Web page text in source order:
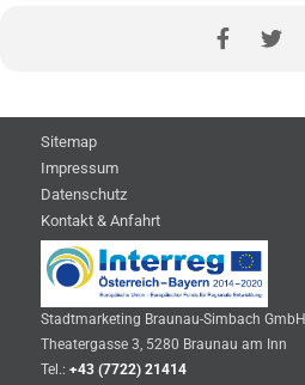
Sitemap
Impressum
Datenschutz
Kontakt & Anfahrt
Stadtmarketing Braunau-Simbach GmbH
Theatergasse 3, 5280 Braunau am Inn
Tel.: +43 (7722) 21414